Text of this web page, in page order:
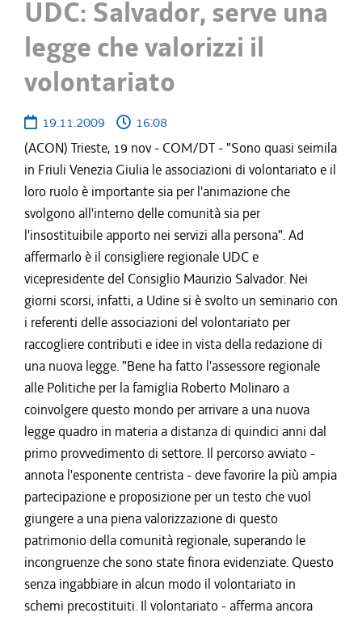
UDC: Salvador, serve una
legge che valorizzi il
volontariato
19.11.2009
16:08
(ACON) Trieste, 19 nov - COM/DT - "Sono quasi seimila
in Friuli Venezia Giulia le associazioni di volontariato e il
loro ruolo è importante sia per l'animazione che
svolgono all'interno delle comunità sia per
l'insostituibile apporto nei servizi alla persona". Ad
affermarlo è il consigliere regionale UDC e
vicepresidente del Consiglio Maurizio Salvador. Nei
giorni scorsi, infatti, a Udine si è svolto un seminario con
i referenti delle associazioni del volontariato per
raccogliere contributi e idee in vista della redazione di
una nuova legge. "Bene ha fatto l'assessore regionale
alle Politiche per la famiglia Roberto Molinaro a
coinvolgere questo mondo per arrivare a una nuova
legge quadro in materia a distanza di quindici anni dal
primo provvedimento di settore. Il percorso avviato -
annota l'esponente centrista - deve favorire la più ampia
partecipazione e proposizione per un testo che vuol
giungere a una piena valorizzazione di questo
patrimonio della comunità regionale, superando le
incongruenze che sono state finora evidenziate. Questo
senza ingabbiare in alcun modo il volontariato in
schemi precostituiti. Il volontariato - afferma ancora